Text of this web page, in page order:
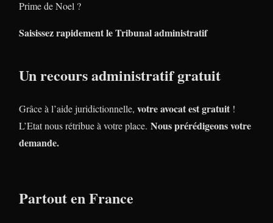
Prime de Noel ?
Saisissez rapidement le Tribunal administratif
Un recours administratif gratuit
Grâce à l’aide juridictionnelle, votre avocat est gratuit !
L’Etat nous rétribue à votre place. Nous prérédigeons votre
demande.
Partout en France